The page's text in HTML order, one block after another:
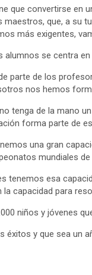
que convertirse en
que, a su
más exigentes,
alumnos se centra
parte de los
nos hemos
tenga de la mano
forma parte de
una gran
mundiales
tenemos esa
capacidad para
niños y jóvenes
éxitos y que sea un